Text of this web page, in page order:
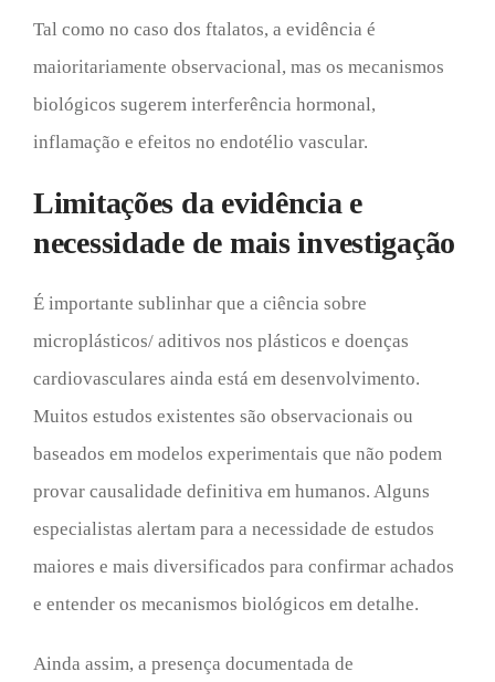
Tal como no caso dos ftalatos, a evidência é
maioritariamente observacional, mas os mecanismos
biológicos sugerem interferência hormonal,
inflamação e efeitos no endotélio vascular.
Limitações da evidência e
necessidade de mais investigação
É importante sublinhar que a ciência sobre
microplásticos/ aditivos nos plásticos e doenças
cardiovasculares ainda está em desenvolvimento.
Muitos estudos existentes são observacionais ou
baseados em modelos experimentais que não podem
provar causalidade definitiva em humanos. Alguns
especialistas alertam para a necessidade de estudos
maiores e mais diversificados para confirmar achados
e entender os mecanismos biológicos em detalhe.
Ainda assim, a presença documentada de